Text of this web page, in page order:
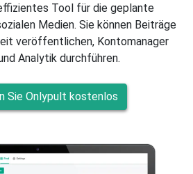
Tool für die geplante
Medien. Sie können Beiträge
veröffentlichen, Kontomanager
Analytik durchführen.
Sie Onlypult kostenlos